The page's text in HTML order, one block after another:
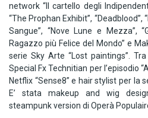
network “Il cartello degli
“The Prophan Exhibit”, “Deadblood”,
Sangue”, “Nove Lune e Mezza”,
Ragazzo più Felice del Mondo” e
serie Sky Arte “Lost paintings”.
Special Fx Technitian per l’episodio
Netflix “Sense8” e hair stylist per la
E’ stata makeup and wig
steampunk version di Operà